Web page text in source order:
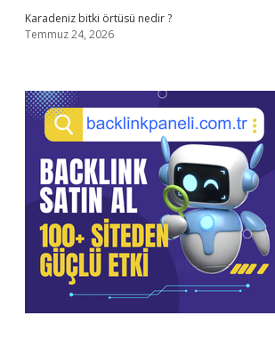
Karadeniz bitki örtüsü nedir ?
Temmuz 24, 2026